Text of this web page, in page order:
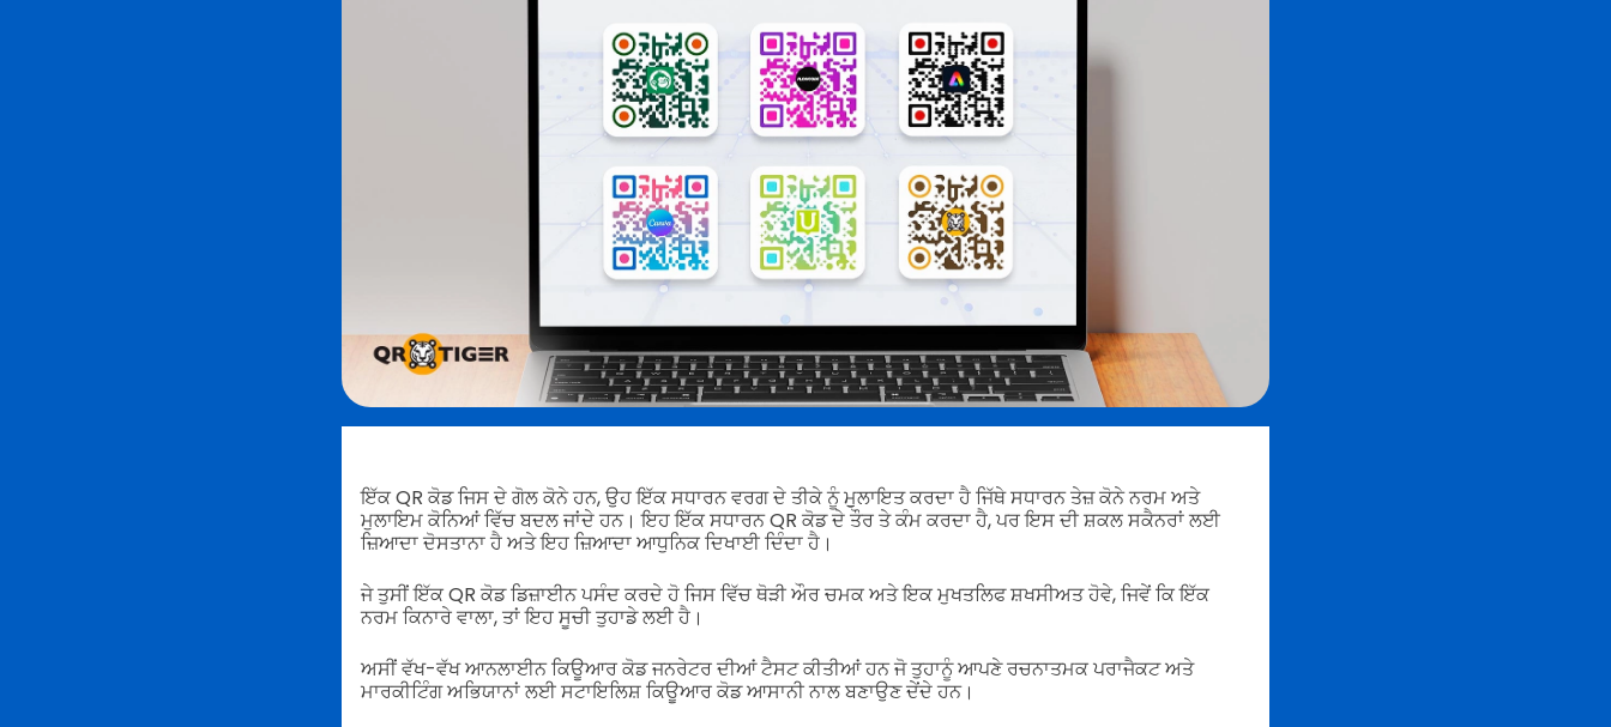
ਇੱਕ QR ਕੋਡ ਜਿਸ ਦੇ ਗੋਲ ਕੋਨੇ ਹਨ, ਉਹ ਇੱਕ ਸਧਾਰਨ ਵਰਗ ਦੇ ਤੀਕੇ ਨੂੰ ਮੁੁਲਾਇਤ ਕਰਦਾ ਹੈ ਜਿੱਥੇ ਸਧਾਰਨ ਤੇਜ਼ ਕੋਨੇ ਨਰਮ ਅਤੇ
ਮੁਲਾਇਮ ਕੋਨਿਆਂ ਵਿੱਚ ਬਦਲ ਜਾਂਦੇ ਹਨ। ਇਹ ਇੱਕ ਸਧਾਰਨ QR ਕੋਡ ਦੇ ਤੌਰ ਤੇ ਕੰਮ ਕਰਦਾ ਹੈ, ਪਰ ਇਸ ਦੀ ਸ਼ਕਲ ਸਕੈਨਰਾਂ ਲਈ
ਜ਼ਿਆਦਾ ਦੋਸਤਾਨਾ ਹੈ ਅਤੇ ਇਹ ਜ਼ਿਆਦਾ ਆਧੁਨਿਕ ਦਿਖਾਈ ਦਿੰਦਾ ਹੈ।
ਜੇ ਤੁਸੀਂ ਇੱਕ QR ਕੋਡ ਡਿਜ਼ਾਈਨ ਪਸੰਦ ਕਰਦੇ ਹੋ ਜਿਸ ਵਿੱਚ ਥੋੜੀ ਔਰ ਚਮਕ ਅਤੇ ਇਕ ਮੁਖਤਲਿਫ ਸ਼ਖਸੀਅਤ ਹੋਵੇ, ਜਿਵੇਂ ਕਿ ਇੱਕ
ਨਰਮ ਕਿਨਾਰੇ ਵਾਲਾ, ਤਾਂ ਇਹ ਸੂਚੀ ਤੁਹਾਡੇ ਲਈ ਹੈ।
ਅਸੀਂ ਵੱਖ-ਵੱਖ ਆਨਲਾਈਨ ਕਿਊਆਰ ਕੋਡ ਜਨਰੇਟਰ ਦੀਆਂ ਟੈਸਟ ਕੀਤੀਆਂ ਹਨ ਜੋ ਤੁਹਾਨੂੰ ਆਪਣੇ ਰਚਨਾਤਮਕ ਪਰਾਜੈਕਟ ਅਤੇ
ਮਾਰਕੀਟਿੰਗ ਅਭਿਯਾਨਾਂ ਲਈ ਸਟਾਇਲਿਸ਼ ਕਿਊਆਰ ਕੋਡ ਆਸਾਨੀ ਨਾਲ ਬਣਾਉਣ ਦੇਂਦੇ ਹਨ।